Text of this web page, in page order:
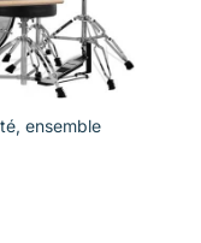
ensemble